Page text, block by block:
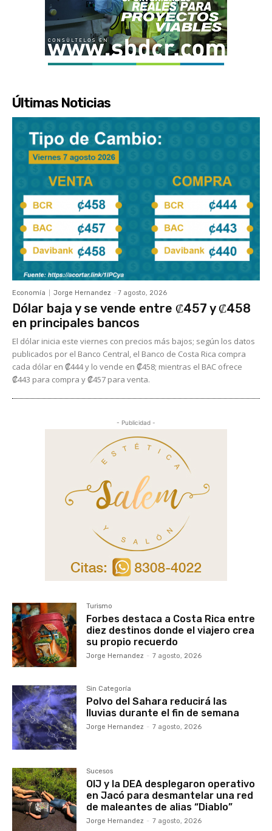
Últimas Noticias
Economía Jorge Hernandez - 7 agosto, 2026
Dólar baja y se vende entre ₡457 y ₡458
en principales bancos
El dólar inicia este viernes con precios más bajos; según los datos
publicados por el Banco Central, el Banco de Costa Rica compra
cada dólar en ₡444 y lo vende en ₡458; mientras el BAC ofrece
₡443 para compra y ₡457 para venta.
- Publicidad -
Turismo
Forbes destaca a Costa Rica entre
diez destinos donde el viajero crea
su propio recuerdo
Jorge Hernandez - 7 agosto, 2026
Sin Categoría
Polvo del Sahara reducirá las
lluvias durante el fin de semana
Jorge Hernandez - 7 agosto, 2026
Sucesos
OIJ y la DEA desplegaron operativo
en Jacó para desmantelar una red
de maleantes de alias “Diablo”
Jorge Hernandez - 7 agosto, 2026